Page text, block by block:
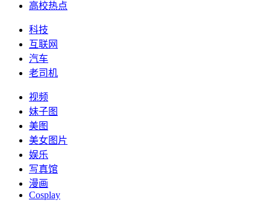
高校热点
科技
互联网
汽车
老司机
视频
妹子图
美图
美女图片
娱乐
写真馆
漫画
Cosplay